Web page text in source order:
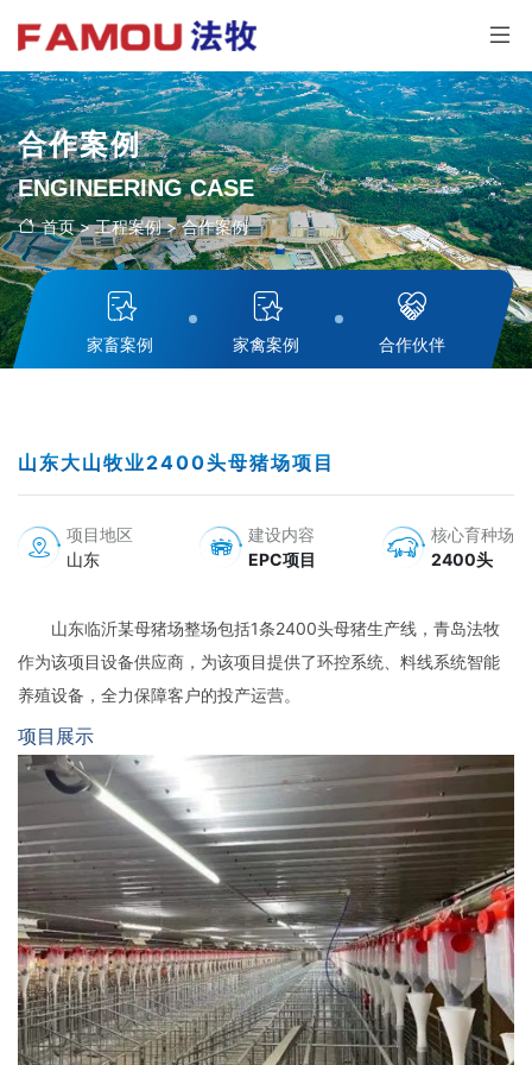
合作案例
ENGINEERING CASE
首页>工程案例>合作案例
家畜案例 家禽案例 合作伙伴
山东大山牧业2400头母猪场项目
项目地区
山东
建设内容
EPC项目
核心育种场
2400头
山东临沂某母猪场整场包括1条2400头母猪生产线，青岛法牧
作为该项目设备供应商，为该项目提供了环控系统、料线系统智能
养殖设备，全力保障客户的投产运营。
项目展示